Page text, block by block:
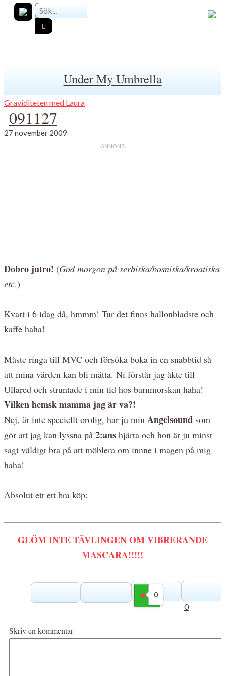
Under My Umbrella
Graviditeten med Laura
091127
27 november 2009
Dobro jutro! (God morgon på serbiska/bosniska/kroatiska
etc.)
Kvart i 6 idag då, hmmm! Tur det finns hallonbladste och
kaffe haha!
Måste ringa till MVC och försöka boka in en snabbtid så
att mina värden kan bli mätta. Ni förstår jag åkte till
Ullared och struntade i min tid hos barnmorskan haha!
Vilken hemsk mamma jag är va?!
Nej, är inte speciellt orolig, har ju min Angelsound som
gör att jag kan lyssna på 2:ans hjärta och hon är ju minst
sagt väldigt bra på att möblera om innne i magen på mig
haha!
Absolut ett ett bra köp:
GLÖM INTE TÄVLINGEN OM VIBRERANDE
MASCARA!!!!!
0
Gilla
0
Skriv en kommentar